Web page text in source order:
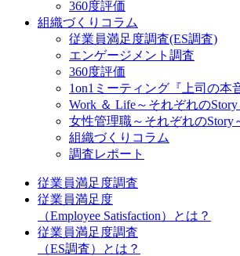
360度評価
組織づくりコラム
従業員満足度調査(ES調査)
エンゲージメント調査
360度評価
1on1ミーティング『上司の本
Work ＆ Life～それぞれのStory
女性管理職～それぞれのStory
組織づくりコラム
調査レポート
従業員満足度調査
従業員満足度
（Employee Satisfaction）とは？
従業員満足度調査
（ES調査）とは？